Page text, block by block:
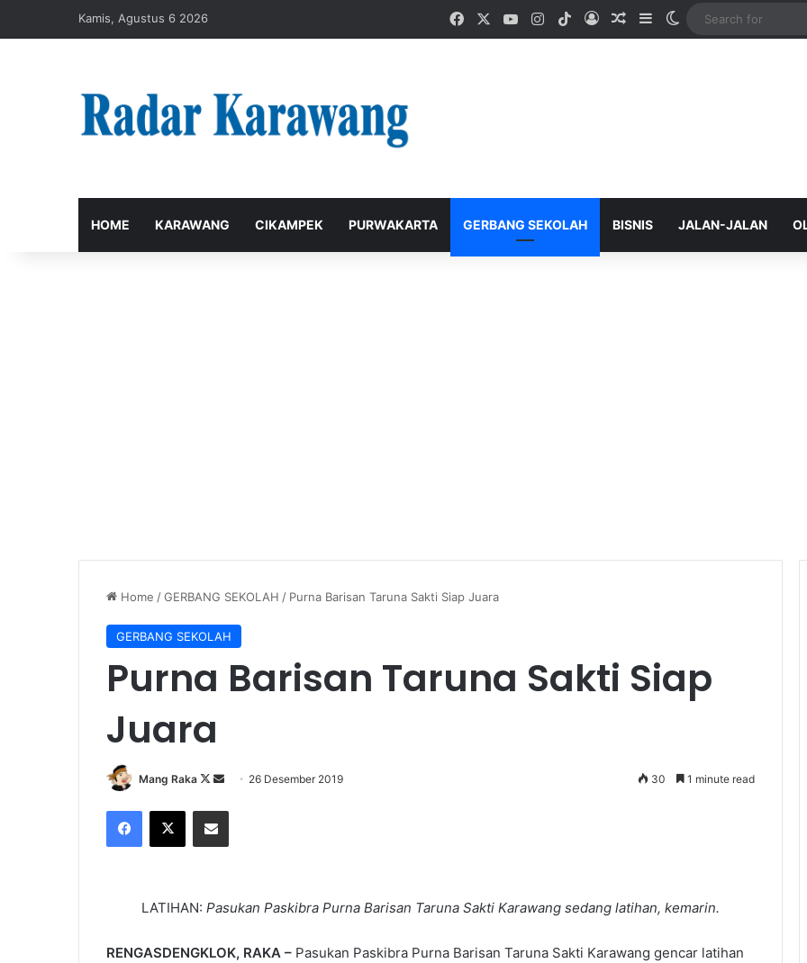
Kamis, Agustus 6 2026 FacebookYouTubeInstagram
TikTokLog InRandom Article
SidebarSwitch skin
HOME KARAWANG CIKAMPEK PURWAKARTA GERBANG SEKOLAH BISNIS JALAN-JALAN
Home /GERBANG SEKOLAH / Purna Barisan Taruna Sakti Siap Juara
GERBANG SEKOLAH
Purna Barisan Taruna Sakti Siap
Juara
Mang Raka
Follow
X
Send 26 Desember 2019 30 1 minute read
Facebook
X Share via Email
LATIHAN: Pasukan Paskibra Purna Barisan Taruna Sakti Karawang sedang latihan, kemarin.
RENGASDENGKLOK, RAKA – Pasukan Paskibra Purna Barisan Taruna Sakti Karawang gencar latihan